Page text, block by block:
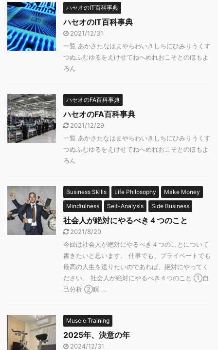
ハセオのIT百科事典
ハセオのIT百科事典
2021/12/31
一覧 あかさたなはまやらわいきしちにひみりうくす
つぬふむゆるをえけせてねへめれおこそとのほもよ
ろん
ハセオのFA百科事典
ハセオのFA百科事典
2021/12/29
一覧 あかさたなはまやらわいきしちにひみりうくす
つぬふむゆるをえけせてねへめれおこそとのほもよ
ろん
Business Skills Life Philosophy
Make Money
Mindfulness
Self-Analysis Side Business
社会人が絶対にやるべき４つのこと
2021/8/20
今回は社会人が絶対にやるべき４つのことについて
書きたいと思います。 仕事でも、プライベートでも
最高の人生を送りたいのであれば、絶対にやってく
ださい。 社会人が絶対にやるべき４つのこと ①自
己分析 ②瞑 ...
Muscle Training
2025年、決意の年
2024/12/31